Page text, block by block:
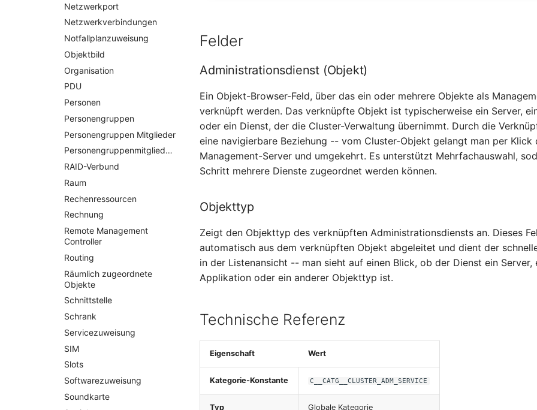
Netzwerkport
Netzwerkverbindungen
Notfallplanzuweisung
Objektbild
Organisation
PDU
Personen
Personengruppen
Personengruppen Mitglieder
Personengruppenmitgliedschaft
RAID-Verbund
Raum
Rechenressourcen
Rechnung
Remote Management
Controller
Routing
Räumlich zugeordnete
Objekte
Schnittstelle
Schrank
Servicezuweisung
SIM
Slots
Softwarezuweisung
Soundkarte
Felder
Administrationsdienst (Objekt)
Ein Objekt-Browser-Feld, über das ein oder mehrere Objekte als
verknüpft werden. Das verknüpfte Objekt ist typischerweise ein Server,
oder ein Dienst, der die Cluster-Verwaltung übernimmt. Durch die
eine navigierbare Beziehung -- vom Cluster-Objekt gelangt man per Klick
Management-Server und umgekehrt. Es unterstützt Mehrfachauswahl,
Schritt mehrere Dienste zugeordnet werden können.
Objekttyp
Zeigt den Objekttyp des verknüpften Administrationsdiensts an. Dieses
automatisch aus dem verknüpften Objekt abgeleitet und dient der
in der Listenansicht -- man sieht auf einen Blick, ob der Dienst ein Server,
Applikation oder ein anderer Objekttyp ist.
Technische Referenz
Eigenschaft Wert
Kategorie-Konstante C__CATG__CLUSTER_ADM_SERVICE
Typ Globale Kategorie